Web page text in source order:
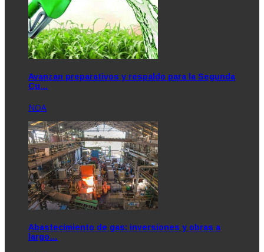
Avanzan preparativos y respaldo para la Segunda
Cu…
NOA
Abastecimiento de gas: inversiones y obras a
largo…